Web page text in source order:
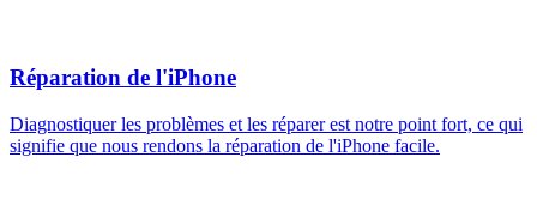
Réparation de l'iPhone
Diagnostiquer les problèmes et les réparer est notre point fort, ce qui
signifie que nous rendons la réparation de l'iPhone facile.